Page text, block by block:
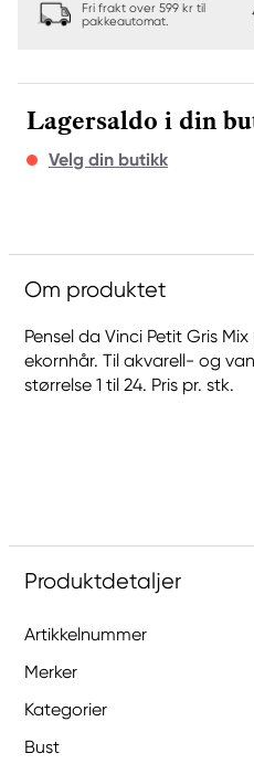
Fri frakt over 599 kr til
pakkeautomat.
Lagersaldo i din
Velg din butikk
Om produktet
Pensel da Vinci Petit Gris
ekornhår. Til akvarell- og
størrelse 1 til 24. Pris pr. stk.
Produktdetaljer
Artikkelnummer
Merker
Kategorier
Bust